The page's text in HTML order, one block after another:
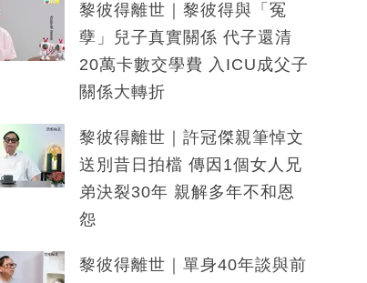
黎彼得離世｜黎彼得與「冤
孽」兒子真實關係 代子還清
20萬卡數交學費 入ICU成父子
關係大轉折
黎彼得離世｜許冠傑親筆悼文
送別昔日拍檔 傳因1個女人兄
弟決裂30年 親解多年不和恩
怨
黎彼得離世｜單身40年談與前